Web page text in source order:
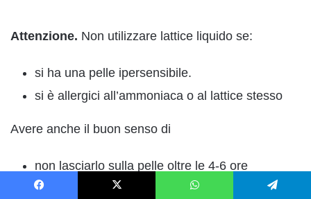
Attenzione. Non utilizzare lattice liquido se:
si ha una pelle ipersensibile.
si è allergici all’ammoniaca o al lattice stesso
Avere anche il buon senso di
non lasciarlo sulla pelle oltre le 4-6 ore
non stendere se la pelle non è sana e idratata